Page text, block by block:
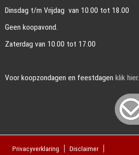
Dinsdag t/m Vrijdag van 10.00 tot 18.00
Geen koopavond.
Zaterdag van 10.00 tot 17.00
Voor koopzondagen en feestdagen klik hier.
Privacyverklaring Disclaimer